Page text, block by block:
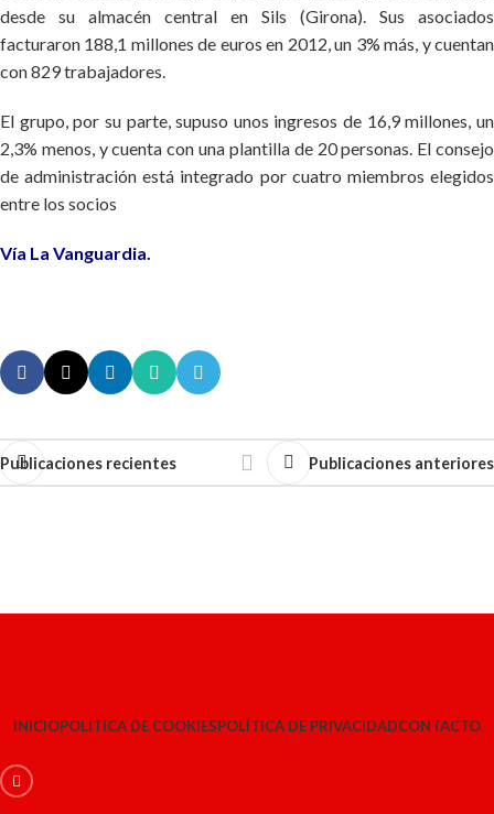
desde su almacén central en Sils (Girona). Sus asociados
facturaron 188,1 millones de euros en 2012, un 3% más, y cuentan
con 829 trabajadores.
El grupo, por su parte, supuso unos ingresos de 16,9 millones, un
2,3% menos, y cuenta con una plantilla de 20 personas. El consejo
de administración está integrado por cuatro miembros elegidos
entre los socios
Vía La Vanguardia.
Publicaciones recientes Publicaciones anteriores
INICIOPOLÍTICA DE COOKIESPOLÍTICA DE PRIVACIDADCONTACTO